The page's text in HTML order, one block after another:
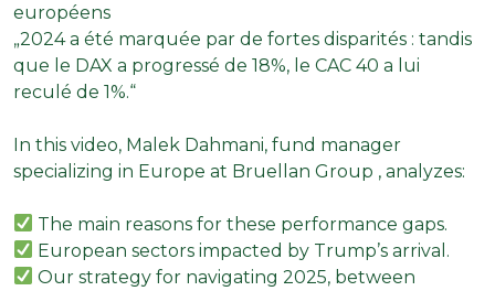
européens
„2024 a été marquée par de fortes disparités : tandis
que le DAX a progressé de 18%, le CAC 40 a lui
reculé de 1%.“
In this video, Malek Dahmani, fund manager
specializing in Europe at Bruellan Group , analyzes:
The main reasons for these performance gaps.
European sectors impacted by Trump’s arrival.
Our strategy for navigating 2025, between